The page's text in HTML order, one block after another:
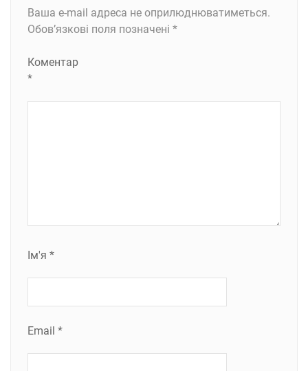
Ваша e-mail адреса не оприлюднюватиметься.
Обов’язкові поля позначені *
Коментар
*
Ім'я *
Email *